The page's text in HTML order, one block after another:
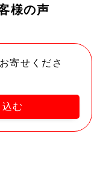
様の声
寄せくださ
む